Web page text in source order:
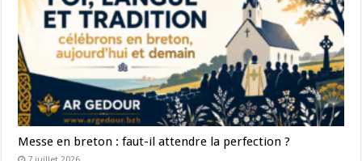
Messe en breton : faut-il attendre la perfection ?